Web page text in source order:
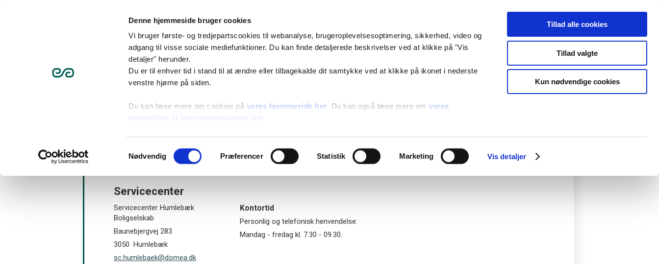
Denne hjemmeside bruger cookies
Vi bruger første- og tredjepartscookies til webanalyse, brugeroplevelsesoptimering, sikkerhed, video og
adgang til visse sociale mediefunktioner. Du kan finde detaljerede beskrivelser ved at klikke på "Vis
detaljer" herunder.
Du er til enhver tid i stand til at ændre eller tilbagekalde dit samtykke ved at klikke på ikonet i nederste
venstre hjørne på siden.
Du kan læse mere om cookies på vores hjemmeside her. Du kan også læse mere omvores
behandling af personoplysninger her
Nødvendig Præferencer Statistik Marketing Vis detaljer
Tillad alle cookies
Tillad valgte
Kun nødvendige cookies
Log på
Værd at vide som beboer Beboerdemokrati Bestyrelser Find din boligafdeling Find dit servicecenter
Humlebæk Boligselskab
Servicecenter
Servicecenter Humlebæk
Boligselskab
Baunebjergvej 283
3050 Humlebæk
sc.humlebaek@domea.dk
Kontortid
Personlig og telefonisk henvendelse:
Mandag - fredag kl. 7.30 - 09.30.